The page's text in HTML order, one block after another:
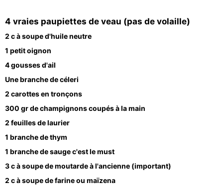
4 vraies paupiettes de veau (pas de volaille)
2 c à soupe d'huile neutre
1 petit oignon
4 gousses d'ail
Une branche de céleri
2 carottes en tronçons
300 gr de champignons coupés à la main
2 feuilles de laurier
1 branche de thym
1 branche de sauge c'est le must
3 c à soupe de moutarde à l'ancienne (important)
2 c à soupe de farine ou maïzena